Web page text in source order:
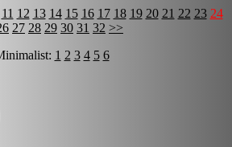
11 12 13 14 15 16 17 18 19 20 21 22 23 24
27 28 29 30 31 32 >>
1 2 3 4 5 6